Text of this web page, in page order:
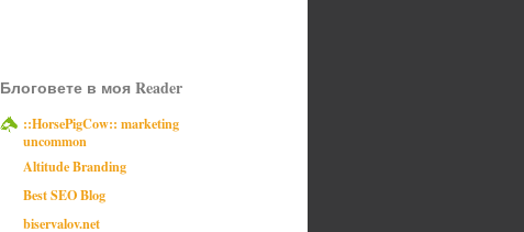
Блоговете в моя Reader
::HorsePigCow:: marketing
uncommon
Altitude Branding
Best SEO Blog
biservalov.net